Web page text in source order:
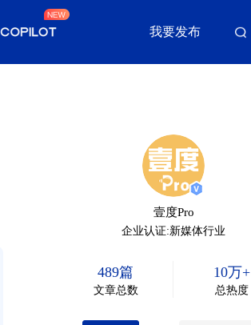
我要发布
壹度Pro
企业认证:新媒体行业
489篇
文章总数
10万+
总热度